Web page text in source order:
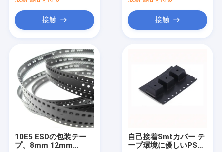
接触 接触
10E5 ESDの包装テー
プ、8mm 12mm
自己接着Smtカバー テ
ープ環境に優しいPS反